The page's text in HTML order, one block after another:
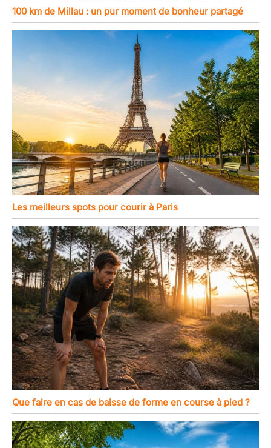
100 km de Millau : un pur moment de bonheur partagé
Les meilleurs spots pour courir à Paris
Que faire en cas de baisse de forme en course à pied ?